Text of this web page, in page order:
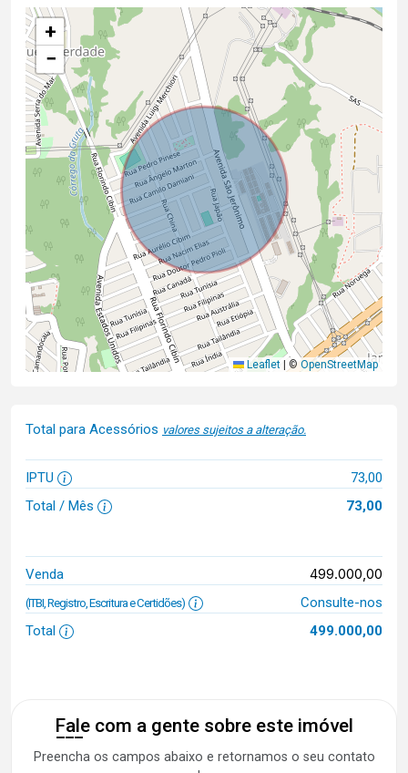
+
−
Leaflet | © OpenStreetMap
Total para Acessórios valores sujeitos a alteração.
IPTU
73,00
Total / Mês
73,00
Venda 499.000,00
(ITBI, Registro, Escritura e Certidões)
Consulte-nos
Total
499.000,00
Fale com a gente sobre este imóvel
Preencha os campos abaixo e retornamos o seu contato